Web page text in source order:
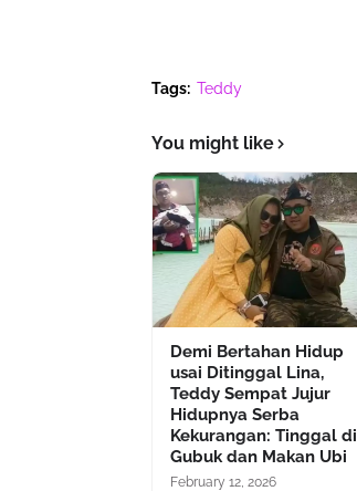
Tags: Teddy
You might like
Demi Bertahan Hidup
usai Ditinggal Lina,
Teddy Sempat Jujur
Hidupnya Serba
Kekurangan: Tinggal di
Gubuk dan Makan Ubi
February 12, 2026